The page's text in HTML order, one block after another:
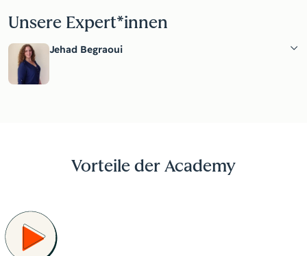
Unsere Expert*innen
Jehad Begraoui
Vorteile der Academy